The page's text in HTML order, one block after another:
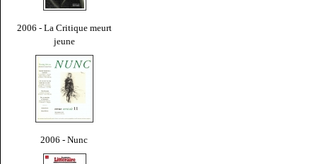
2006 - La Critique meurt
jeune
2006 - Nunc